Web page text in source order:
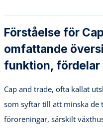
Förståelse för
omfattande
funktion, fördelar
Cap and trade, ofta kallat
som syftar till att minska de
föroreningar, särskilt